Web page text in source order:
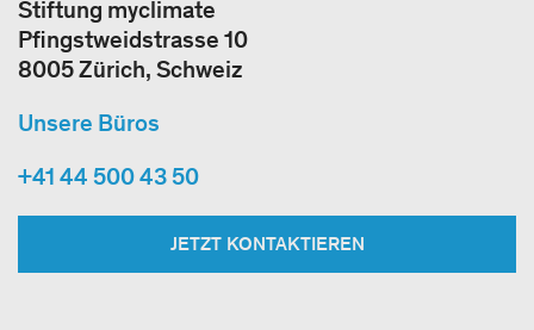
Stiftung myclimate
Pfingstweidstrasse 10
8005 Zürich, Schweiz
Unsere Büros
+41 44 500 43 50
JETZT KONTAKTIEREN